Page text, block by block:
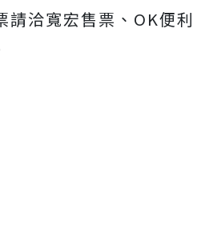
請洽寬宏售票 、 OK便利